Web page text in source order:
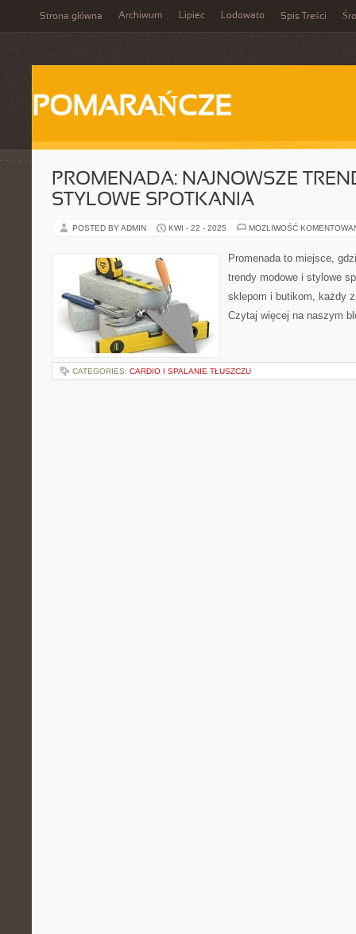
Strona główna Archiwum Lipiec Lodowato Spis Treści
POMARAŃCZE
PROMENADA: NAJNOWSZE
STYLOWE SPOTKANIA
POSTED BY ADMIN KWI - 22 - 2025 MOŻLIWOŚĆ
Promenada to miejsce,
trendy modowe i stylowe
sklepom i butikom, każdy
Czytaj więcej na naszym
CATEGORIES: CARDIO I SPALANIE TŁUSZCZU